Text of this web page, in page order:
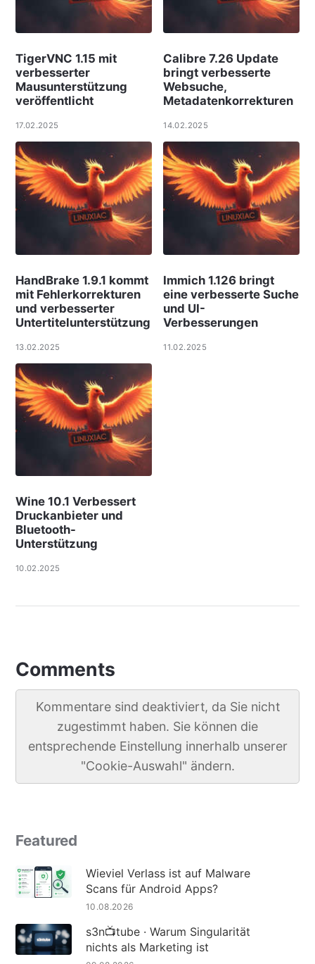
TigerVNC 1.15 mit
verbesserter
Mausunterstützung
veröffentlicht
17.02.2025
Calibre 7.26 Update
bringt verbesserte
Websuche,
Metadatenkorrekturen
14.02.2025
HandBrake 1.9.1 kommt
mit Fehlerkorrekturen
und verbesserter
Untertitelunterstützung
13.02.2025
Immich 1.126 bringt
eine verbesserte Suche
und UI-
Verbesserungen
11.02.2025
Wine 10.1 Verbessert
Druckanbieter und
Bluetooth-
Unterstützung
10.02.2025
Comments
Kommentare sind deaktiviert, da Sie nicht
zugestimmt haben. Sie können die
entsprechende Einstellung innerhalb unserer
"Cookie-Auswahl" ändern.
Featured
Wieviel Verlass ist auf Malware
Scans für Android Apps?
10.08.2026
s3n📺tube · Warum Singularität
nichts als Marketing ist